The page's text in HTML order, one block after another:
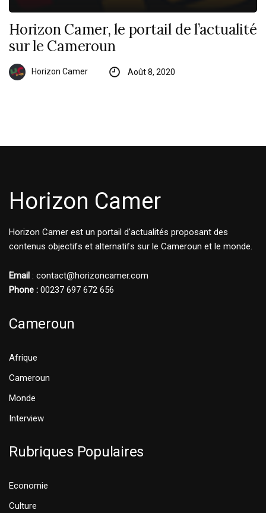
Horizon Camer, le portail de l’actualité
sur le Cameroun
Horizon Camer Août 8, 2020
Horizon Camer
Horizon Camer est un portail d'actualités proposant des
contenus objectifs et alternatifs sur le Cameroun et le monde.
Email : contact@horizoncamer.com
Phone : 00237 697 672 656
Cameroun
Afrique
Cameroun
Monde
Interview
Rubriques Populaires
Economie
Culture